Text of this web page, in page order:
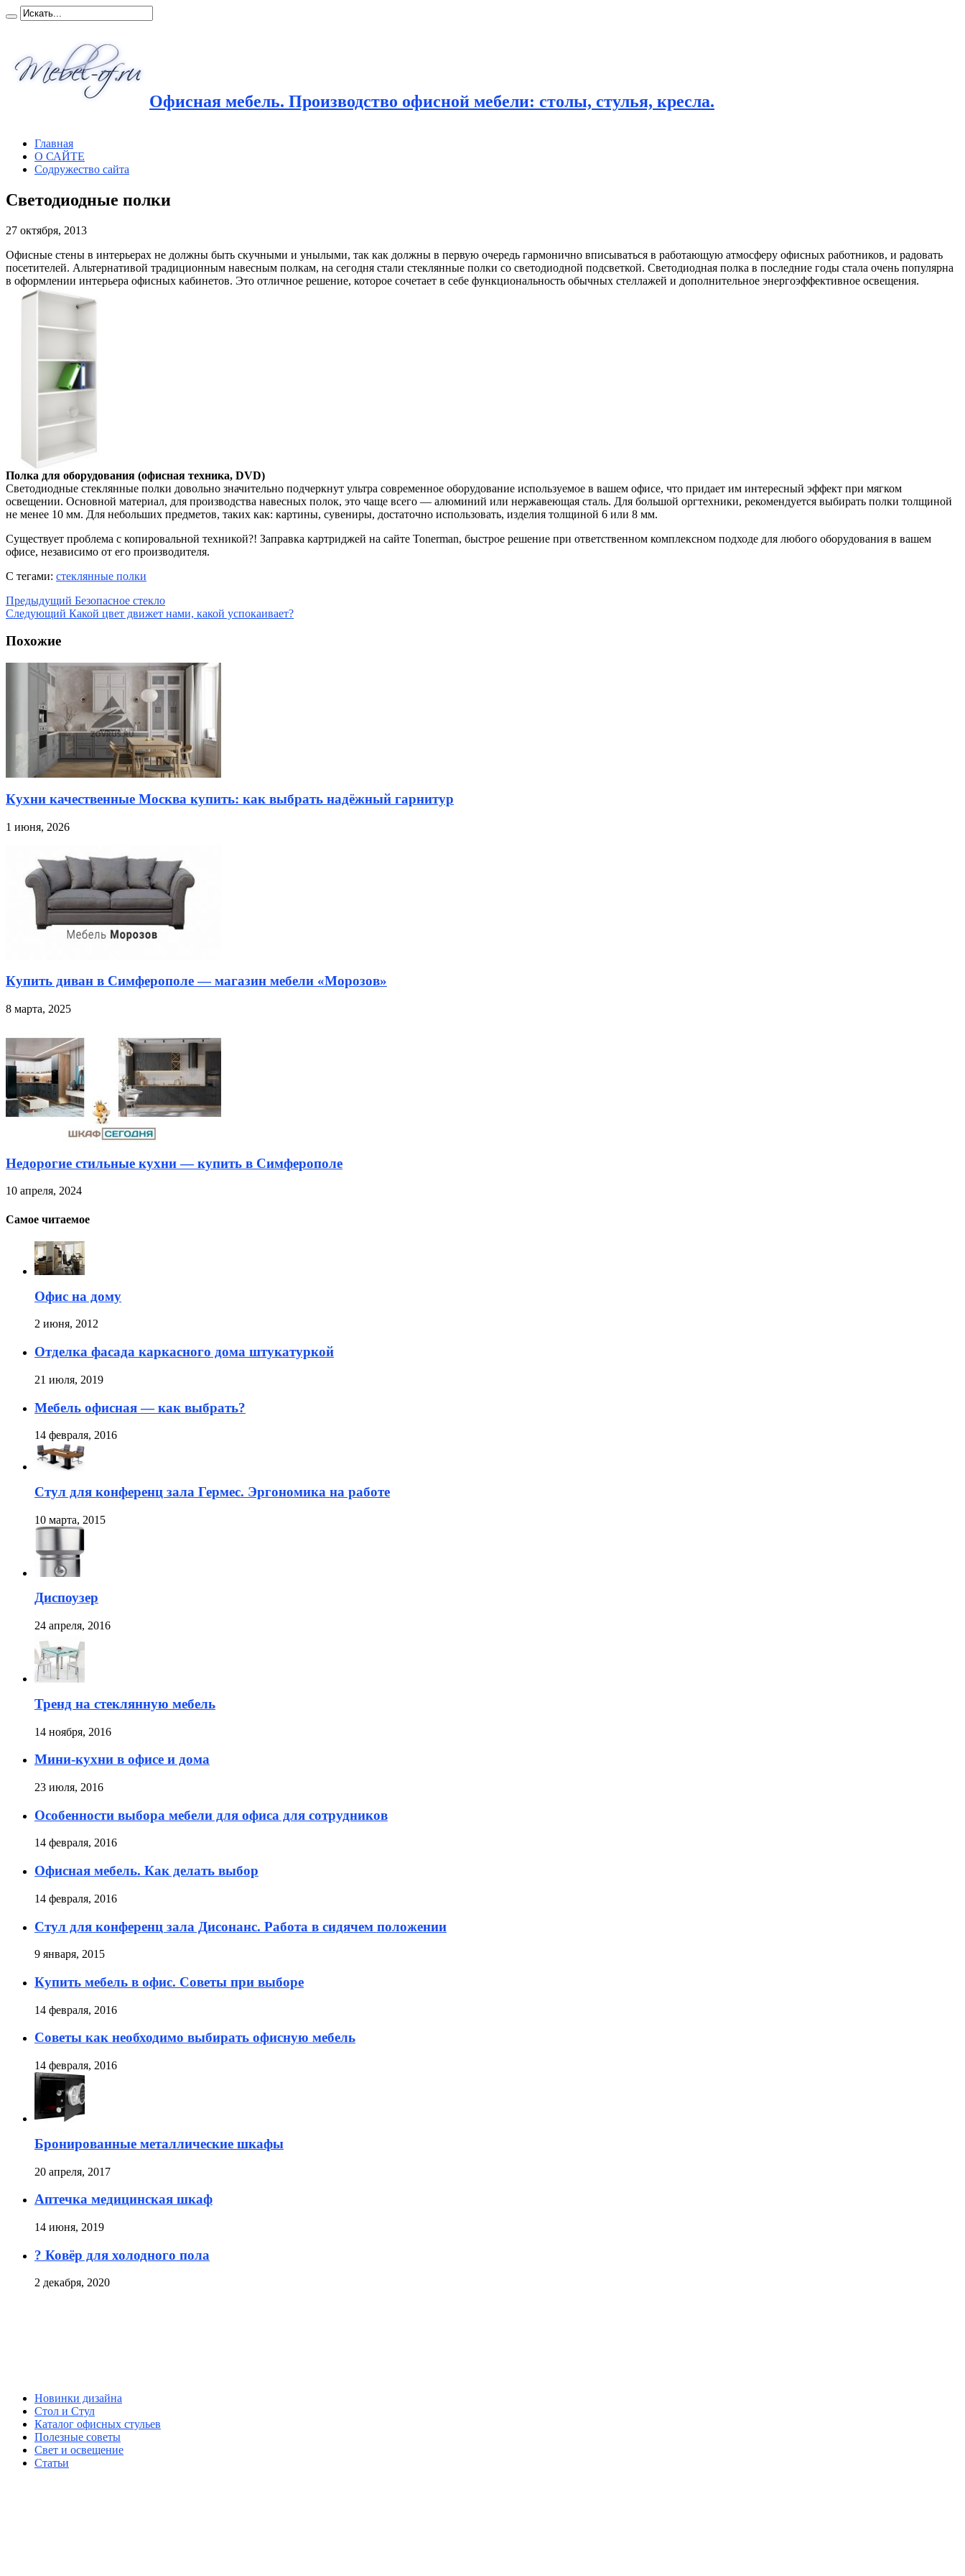
Офисная мебель. Производство офисной мебели: столы, стулья, кресла.
Главная
О САЙТЕ
Содружество сайта
Светодиодные полки
27 октября, 2013
Офисные стены в интерьерах не должны быть скучными и унылыми, так как должны в первую очередь гармонично вписываться в работающую атмосферу офисных работников, и радовать
посетителей. Альтернативой традиционным навесным полкам, на сегодня стали стеклянные полки со светодиодной подсветкой. Светодиодная полка в последние годы стала очень популярна
в оформлении интерьера офисных кабинетов. Это отличное решение, которое сочетает в себе функциональность обычных стеллажей и дополнительное энергоэффективное освещения.
Полка для оборудования (офисная техника, DVD)
Светодиодные стеклянные полки довольно значительно подчеркнут ультра современное оборудование используемое в вашем офисе, что придает им интересный эффект при мягком
освещении. Основной материал, для производства навесных полок, это чаще всего — алюминий или нержавеющая сталь. Для большой оргтехники, рекомендуется выбирать полки толщиной
не менее 10 мм. Для небольших предметов, таких как: картины, сувениры, достаточно использовать, изделия толщиной 6 или 8 мм.
Существует проблема с копировальной техникой?! Заправка картриджей на сайте Tonerman, быстрое решение при ответственном комплексном подходе для любого оборудования в вашем
офисе, независимо от его производителя.
С тегами: стеклянные полки
Предыдущий Безопасное стекло
Следующий Какой цвет движет нами, какой успокаивает?
Похожие
Кухни качественные Москва купить: как выбрать надёжный гарнитур
1 июня, 2026
Купить диван в Симферополе — магазин мебели «Морозов»
8 марта, 2025
Недорогие стильные кухни — купить в Симферополе
10 апреля, 2024
Самое читаемое
Офис на дому
2 июня, 2012
Отделка фасада каркасного дома штукатуркой
21 июля, 2019
Мебель офисная — как выбрать?
14 февраля, 2016
Стул для конференц зала Гермес. Эргономика на работе
10 марта, 2015
Диспоузер
24 апреля, 2016
Тренд на стеклянную мебель
14 ноября, 2016
Мини-кухни в офисе и дома
23 июля, 2016
Особенности выбора мебели для офиса для сотрудников
14 февраля, 2016
Офисная мебель. Как делать выбор
14 февраля, 2016
Стул для конференц зала Дисонанс. Работа в сидячем положении
9 января, 2015
Купить мебель в офис. Советы при выборе
14 февраля, 2016
Советы как необходимо выбирать офисную мебель
14 февраля, 2016
Бронированные металлические шкафы
20 апреля, 2017
Аптечка медицинская шкаф
14 июня, 2019
? Ковёр для холодного пола
2 декабря, 2020
Новинки дизайна
Стол и Стул
Каталог офисных стульев
Полезные советы
Свет и освещение
Статьи